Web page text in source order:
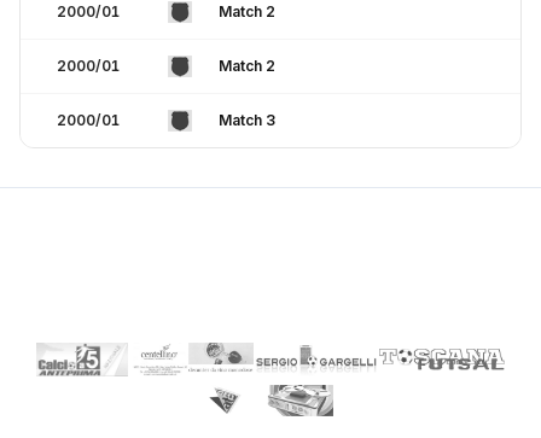
2000/01 Match 2
2000/01 Match 2
2000/01 Match 3